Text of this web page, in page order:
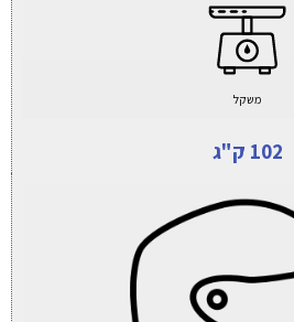
משקל
102 ק"ג